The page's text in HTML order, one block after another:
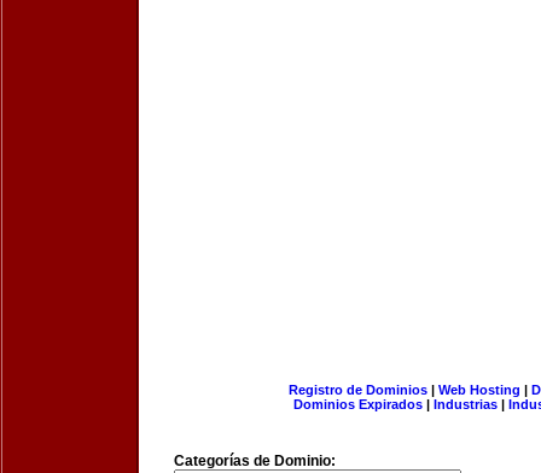
Registro de Dominios| Web Hosting |
Dominios Expirados | Industrias |
Categorías de Dominio: